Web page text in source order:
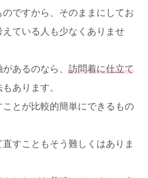
ですから、そのままにしてお
えている人も少なくありませ
あるのなら、 訪問着に仕立て
あります。
とが比較的簡単にできるもの
すこともそう難しくはありま